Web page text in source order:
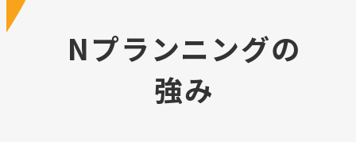
Nプランニングの
強み